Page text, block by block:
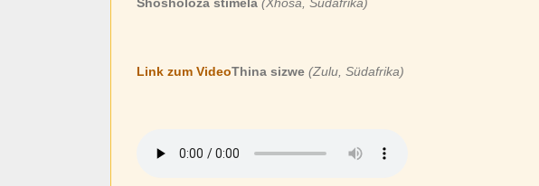
Link zum VideoThina sizwe (Zulu, Südafrika)